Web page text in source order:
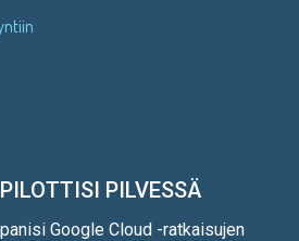
PILVESSÄ
Google Cloud -ratkaisujen